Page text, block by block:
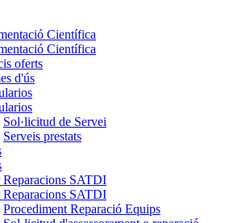
Científica
Científica
oferts
d'ús
Sol·licitud de Servei
Serveis prestats
Reparacions SATDI
Reparacions SATDI
Procediment Reparació Equips